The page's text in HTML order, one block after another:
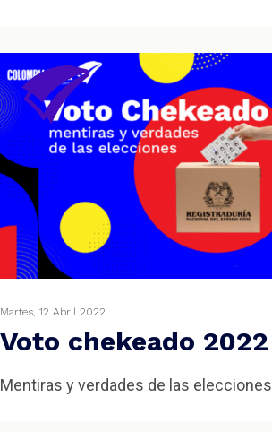
Martes, 12 Abril 2022
Voto chekeado 2022
Mentiras y verdades de las elecciones